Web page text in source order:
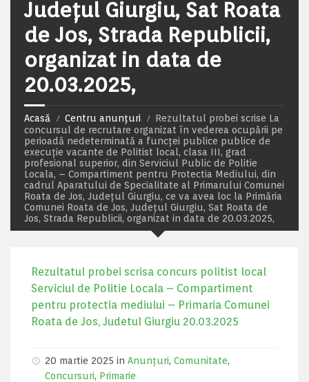
Județul Giurgiu, Sat Roata
de Jos, Strada Republicii,
organizat in data de
20.03.2025,
Acasă Centru anunțuri
Rezultatul probei scrise La
concursul de recrutare organizat în vederea ocupării pe
perioadă nedeterminată a funcţei publice publice de
execuţie vacante de Politist local, clasa III, grad
profesional superior, din Serviciul Public de Politie
Locala, – Compartiment pentru Protectia Mediului, din
cadrul Aparatului de Specialitate al Primarului Comunei
Roata de Jos, Județul Giurgiu, ce va avea loc la Primăria
Comunei Roata de Jos, Județul Giurgiu, Sat Roata de
Jos, Strada Republicii, organizat in data de 20.03.2025,
Rezultatul probei scrisa concurs politist local
Serviciul de Politie Locala – Compartiment
pentru protectia mediului – Primaria Comunei
Roata de Jos, Judetul Giurgiu 20.03.2025
20 martie 2025 in Anunțuri, Comunitate,
Concursuri, Primarie